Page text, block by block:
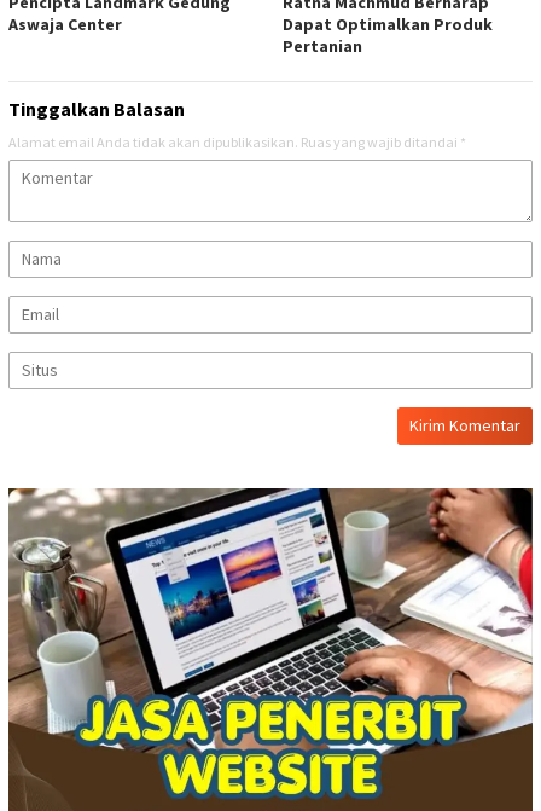
Aswaja Center
Dapat Optimalkan Produk
Pertanian
Tinggalkan Balasan
Alamat email Anda tidak akan dipublikasikan. Ruas yang wajib ditandai *